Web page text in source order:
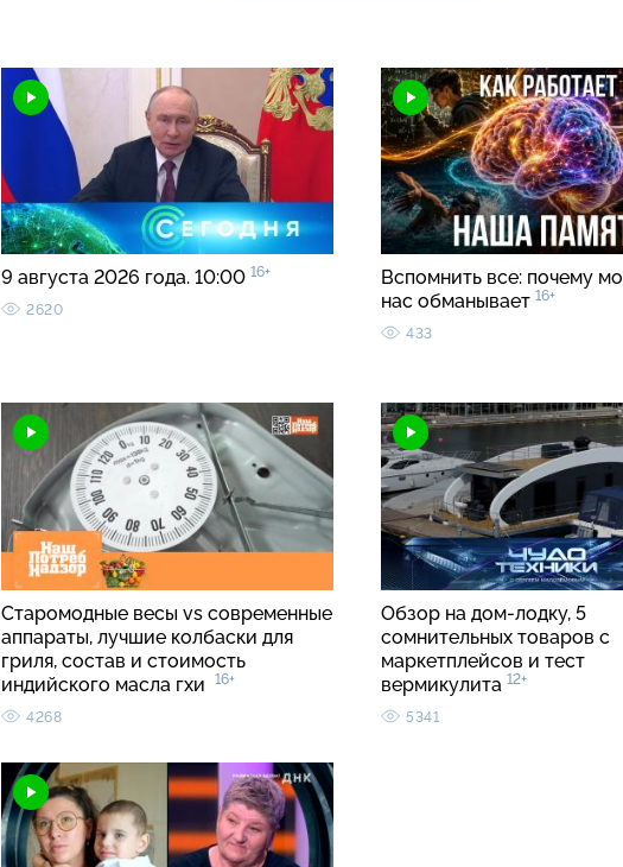
9 августа 2026 года. 10:00 16+
2620
Вспомнить все: почему
нас обманывает 16+
433
Старомодные весы vs современные
аппараты, лучшие колбаски для
гриля, состав и стоимость
индийского масла гхи
16+
4268
Обзор на дом-лодку, 5
сомнительных товаров с
маркетплейсов и тест
вермикулита 12+
5341